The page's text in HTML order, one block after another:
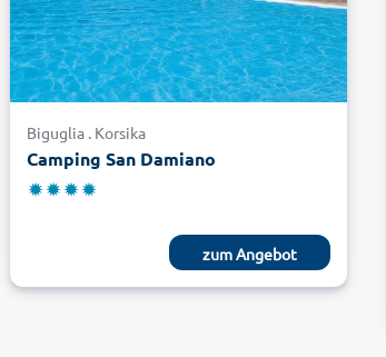
Biguglia . Korsika
Camping San Damiano
zum Angebot